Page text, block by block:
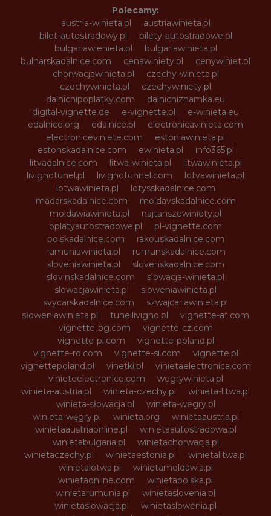
Polecamy:
austria-winieta.pl
austriawinieta.pl
bilet-autostradowy.pl
bilety-autostradowe.pl
bulgariawienieta.pl
bulgariawinieta.pl
bulharskadalnice.com
cenawiniety.pl
cenywiniet.pl
chorwacjawinieta.pl
czechy-winieta.pl
czechywinieta.pl
czechywiniety.pl
dalnicnipoplatky.com
dalnicniznamka.eu
digital-vignette.de
e-vignette.pl
e-winieta.eu
edalnice.org
edalnice.pl
electronicavinieta.com
electroniceviniete.com
estoniawinieta.pl
estonskadalnice.com
ewinieta.pl
info365.pl
litvadalnice.com
litwa-winieta.pl
litwawinieta.pl
livignotunel.pl
livignotunnel.com
lotvawinieta.pl
lotwawinieta.pl
lotysskadalnice.com
madarskadalnice.com
moldavskadalnice.com
moldawiawinieta.pl
najtanszewiniety.pl
oplatyautostradowe.pl
pl-vignette.com
polskadalnice.com
rakouskadalnice.com
rumuniawinieta.pl
rumunskadalnice.com
sloveniawinieta.pl
slovenskadalnice.com
slovinskadalnice.com
slowacja-winieta.pl
slowacjawinieta.pl
sloweniawinieta.pl
svycarskadalnice.com
szwajcariawinieta.pl
słoweniawinieta.pl
tunellivigno.pl
vignette-at.com
vignette-bg.com
vignette-cz.com
vignette-pl.com
vignette-poland.pl
vignette-ro.com
vignette-si.com
vignette.pl
vignettepoland.pl
vinetki.pl
vinietaelectronica.com
vinieteelectronice.com
wegrywinieta.pl
winieta-austria.pl
winieta-czechy.pl
winieta-litwa.pl
winieta-słowacja.pl
winieta-wegry.pl
winieta-węgry.pl
winieta.org
winietaaustria.pl
winietaaustriaonline.pl
winietaautostradowa.pl
winietabulgaria.pl
winietachorwacja.pl
winietaczechy.pl
winietaestonia.pl
winietalitwa.pl
winietalotwa.pl
winietamoldawia.pl
winietaonline.com
winietapolska.pl
winietarumunia.pl
winietaslovenia.pl
winietaslowacja.pl
winietaslowenia.pl